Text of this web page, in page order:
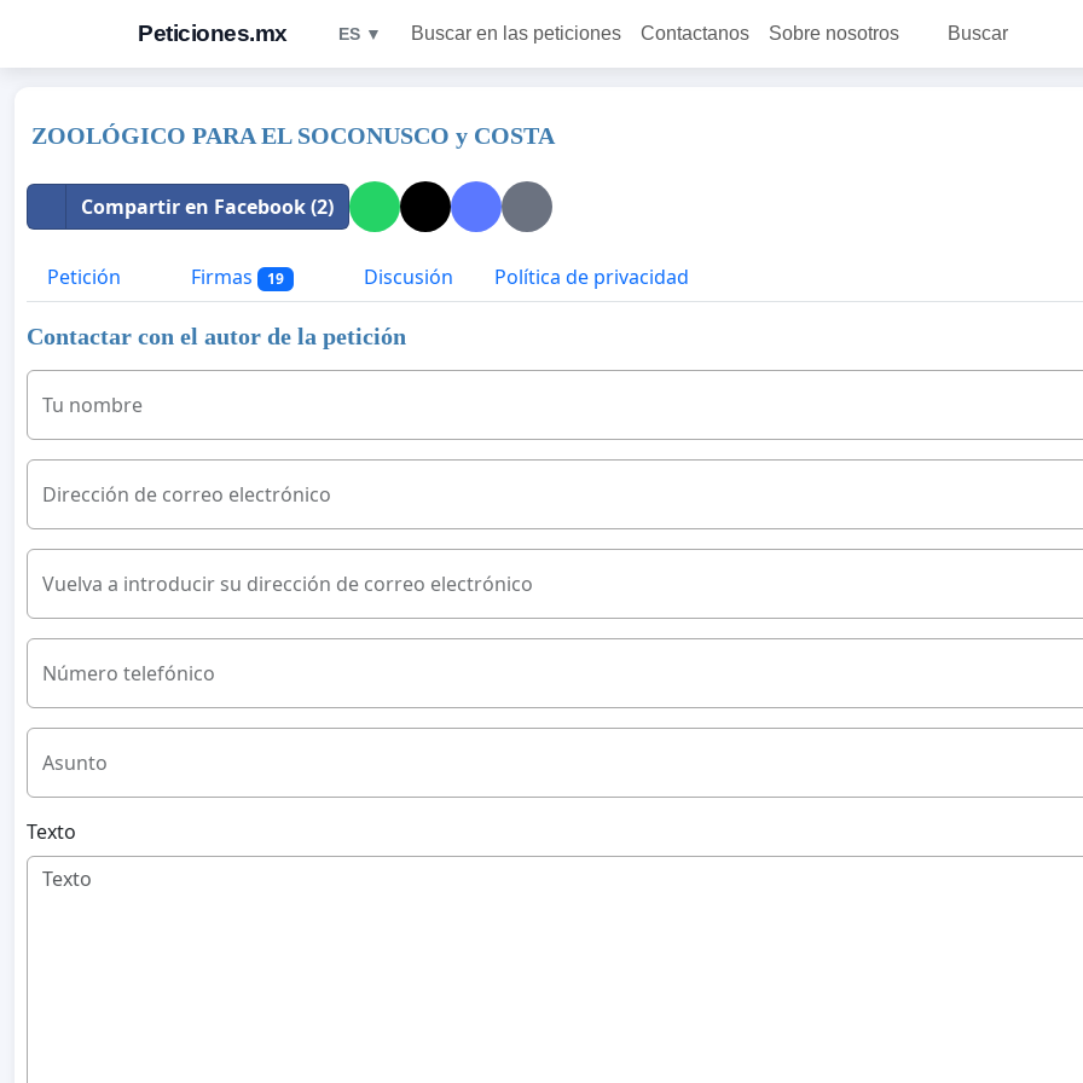
Peticiones.mx ES ▼ Buscar en las peticiones Contactanos Sobre nosotros Buscar
ZOOLÓGICO PARA EL SOCONUSCO y COSTA
Compartir en Facebook (2)
Petición Firmas 19 Discusión Política de privacidad
Contactar con el autor de la petición
Tu nombre
Dirección de correo electrónico
Vuelva a introducir su dirección de correo electrónico
Número telefónico
Asunto
Texto